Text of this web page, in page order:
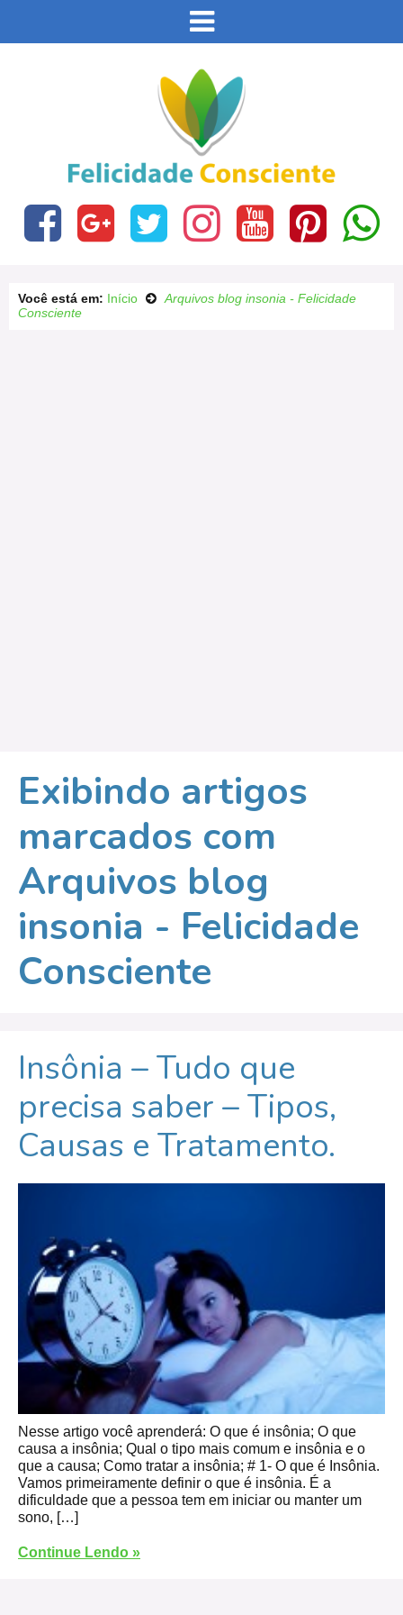
Você está em: Início
Arquivos blog insonia - Felicidade
Consciente
Exibindo artigos
marcados com
Arquivos blog
insonia - Felicidade
Consciente
Insônia – Tudo que
precisa saber – Tipos,
Causas e Tratamento.
Nesse artigo você aprenderá: O que é insônia; O que
causa a insônia; Qual o tipo mais comum e insônia e o
que a causa; Como tratar a insônia; # 1- O que é Insônia.
Vamos primeiramente definir o que é insônia. É a
dificuldade que a pessoa tem em iniciar ou manter um
sono, […]
Continue Lendo »
Este site usa cookies e outras tecnologias similares
para lembrar e entender como você usa nosso site,
analisar seu uso de nossos produtos e serviços,
conteúdo de terceiros. Leia mais em